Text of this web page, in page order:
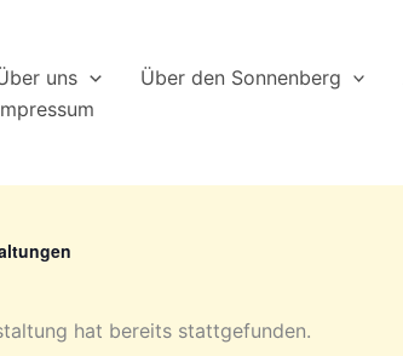
uns Über den Sonnenberg
hat bereits stattgefunden.